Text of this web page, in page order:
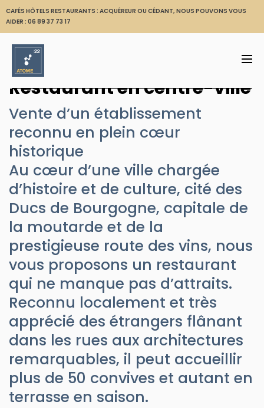
CAFÉS HÔTELS RESTAURANTS : ACQUÉREUR OU CÉDANT, NOUS POUVONS VOUS
AIDER : 06 89 37 73 17
Restaurant en centre-ville
Vente d’un établissement
reconnu en plein cœur
historique
Au cœur d’une ville chargée
d’histoire et de culture, cité des
Ducs de Bourgogne, capitale de
la moutarde et de la
prestigieuse route des vins, nous
vous proposons un restaurant
qui ne manque pas d’attraits.
Reconnu localement et très
apprécié des étrangers flânant
dans les rues aux architectures
remarquables, il peut accueillir
plus de 50 convives et autant en
terrasse en saison.